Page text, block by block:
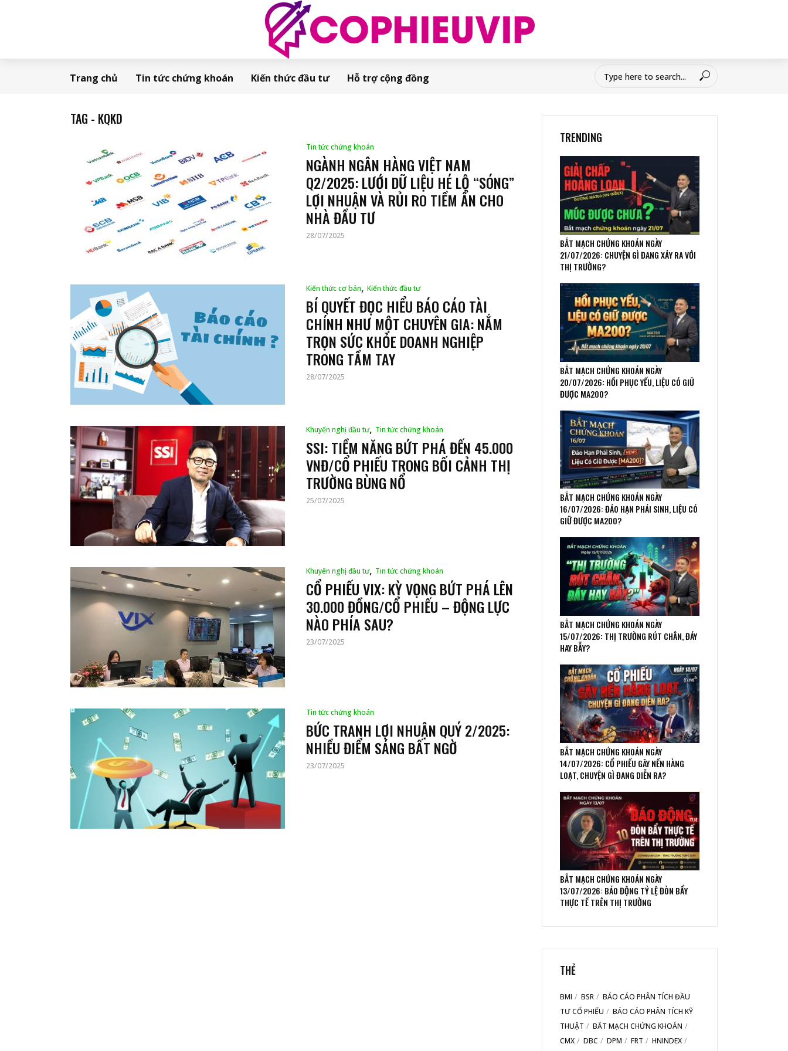
Trang chủ Tin tức chứng khoán Kiến thức đầu tư Hỗ trợ cộng đồng
TAG - KQKD
Tin tức chứng khoán
NGÀNH NGÂN HÀNG VIỆT NAM
Q2/2025: LƯỚI DỮ LIỆU HÉ LỘ “SÓNG”
LỢI NHUẬN VÀ RỦI RO TIỀM ẨN CHO
NHÀ ĐẦU TƯ
28/07/2025
Kiến thức cơ bản, Kiến thức đầu tư
BÍ QUYẾT ĐỌC HIỂU BÁO CÁO TÀI
CHÍNH NHƯ MỘT CHUYÊN GIA: NẮM
TRỌN SỨC KHỎE DOANH NGHIỆP
TRONG TẦM TAY
28/07/2025
Khuyến nghị đầu tư, Tin tức chứng khoán
SSI: TIỀM NĂNG BỨT PHÁ ĐẾN 45.000
VNĐ/CỔ PHIẾU TRONG BỐI CẢNH THỊ
TRƯỜNG BÙNG NỔ
25/07/2025
Khuyến nghị đầu tư, Tin tức chứng khoán
CỔ PHIẾU VIX: KỲ VỌNG BỨT PHÁ LÊN
30.000 ĐỒNG/CỔ PHIẾU – ĐỘNG LỰC
NÀO PHÍA SAU?
23/07/2025
Tin tức chứng khoán
BỨC TRANH LỢI NHUẬN QUÝ 2/2025:
NHIỀU ĐIỂM SÁNG BẤT NGỜ
23/07/2025
TRENDING
BẮT MẠCH CHỨNG KHOÁN NGÀY
21/07/2026: CHUYỆN GÌ ĐANG XẢY RA VỚI
THỊ TRƯỜNG?
BẮT MẠCH CHỨNG KHOÁN NGÀY
20/07/2026: HỒI PHỤC YẾU, LIỆU CÓ GIỮ
ĐƯỢC MA200?
BẮT MẠCH CHỨNG KHOÁN NGÀY
16/07/2026: ĐÁO HẠN PHÁI SINH, LIỆU CÓ
GIỮ ĐƯỢC MA200?
BẮT MẠCH CHỨNG KHOÁN NGÀY
15/07/2026: THỊ TRƯỜNG RÚT CHÂN, ĐÁY
HAY BẪY?
BẮT MẠCH CHỨNG KHOÁN NGÀY
14/07/2026: CỔ PHIẾU GÃY NỀN HÀNG
LOẠT, CHUYỆN GÌ ĐANG DIỄN RA?
BẮT MẠCH CHỨNG KHOÁN NGÀY
13/07/2026: BÁO ĐỘNG TỶ LỆ ĐÒN BẨY
THỰC TẾ TRÊN THỊ TRƯỜNG
THẺ
BMI BSR
BÁO CÁO PHÂN TÍCH ĐẦU
TƯ CỔ PHIẾU
BÁO CÁO PHÂN TÍCH KỸ
THUẬT
BẮT MẠCH CHỨNG KHOÁN
CMX
DBC DPM FRT
HNINDEX